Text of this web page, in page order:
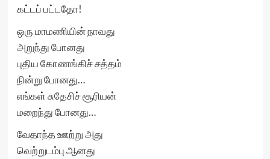
கட்டப் பட்டதோ!
ஒரு மாமணியின் நாவது
அறுந்து போனது
புதிய கோணங்கிச் சத்தம்
நின்று போனது…
எங்கள் சுதேசிச் சூரியன்
மறைந்து போனது…
வேதாந்த ஊற்று அது
வெற்றுடம்பு ஆனது